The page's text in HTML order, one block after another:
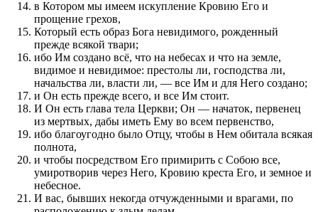
в Котором мы имеем искупление Кровию Его и
прощение грехов,
Который есть образ Бога невидимого, рожденный
прежде всякой твари;
ибо Им создано всё, что на небесах и что на земле,
видимое и невидимое: престолы ли, господства ли,
начальства ли, власти ли, — все Им и для Него создано;
и Он есть прежде всего, и все Им стоит.
И Он есть глава тела Церкви; Он — начаток, первенец
из мертвых, дабы иметь Ему во всем первенство,
ибо благоугодно было Отцу, чтобы в Нем обитала всякая
полнота,
и чтобы посредством Его примирить с Собою все,
умиротворив через Него, Кровию креста Его, и земное и
небесное.
И вас, бывших некогда отчужденными и врагами, по